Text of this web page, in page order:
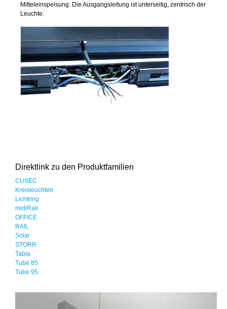
Mitteleinspeisung. Die Ausgangsleitung ist unterseitig, zentrisch der
Leuchte.
Direktlink zu den Produktfamilien
CUSEC
Kreisleuchten
Lichtring
midiRail
OFFICE
RAIL
Solar
STORR
Tabla
Tube 85
Tube 95